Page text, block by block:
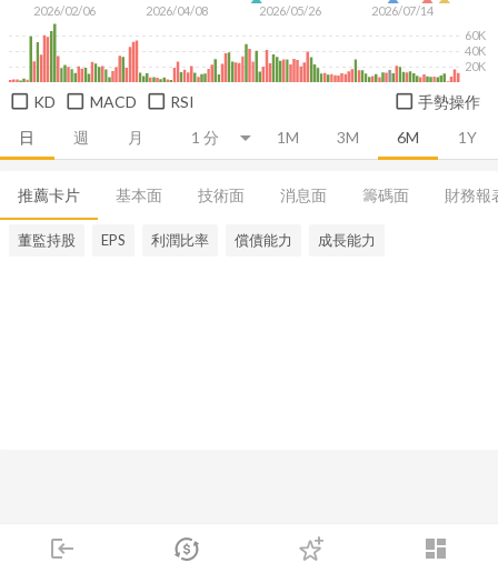
login dashboard
市場 登入
日 週 月 1M 3M 6M 1Y
2026/02/06 2026/04/08 2026/05/26 2026/07/14
20K
40K
60K
KD MACD RSI 手勢操作
推薦卡片 基本面 技術面 消息面 籌碼面 財務報
董監持股 EPS 利潤比率 償債能力 成長能力